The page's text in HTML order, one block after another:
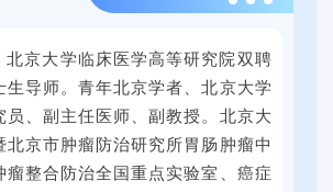
2
2
4
年
9
月
北京大学临床医学高等研究院双聘
生导师。青年北京学者、北京大学
员、副主任医师、副教授。北京大
北京市肿瘤防治研究所胃肠肿瘤中
瘤整合防治全国重点实验室、癌症